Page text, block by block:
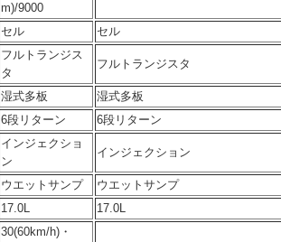
m)/9000
セル セル
フルトランジス
タ
フルトランジスタ
湿式多板
湿式多板
6段リターン 6段リターン
インジェクショ
ン
インジェクション
ウエットサンプ
ウエットサンプ
17.0L 17.0L
30(60km/h)・